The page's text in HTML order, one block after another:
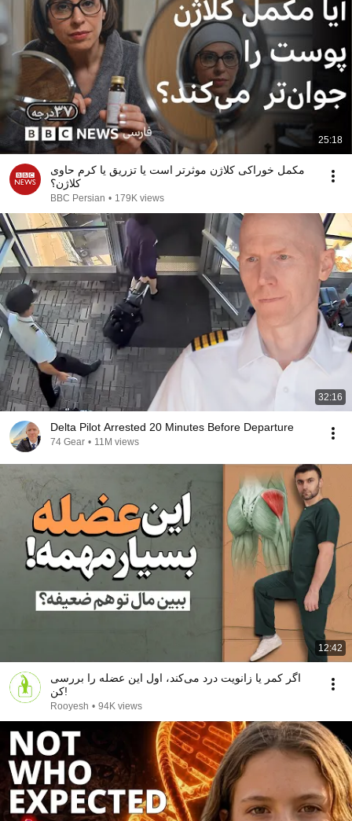
25:18
مکمل خوراکی کلاژن موثرتر است یا تزریق یا کرم‌ حاوی
کلاژن؟
BBC Persian • 179K views
32:16
Delta Pilot Arrested 20 Minutes Before Departure
74 Gear • 11M views
12:42
اگر کمر یا زانویت درد می‌کند، اول این عضله را بررسی
کن!
Rooyesh • 94K views